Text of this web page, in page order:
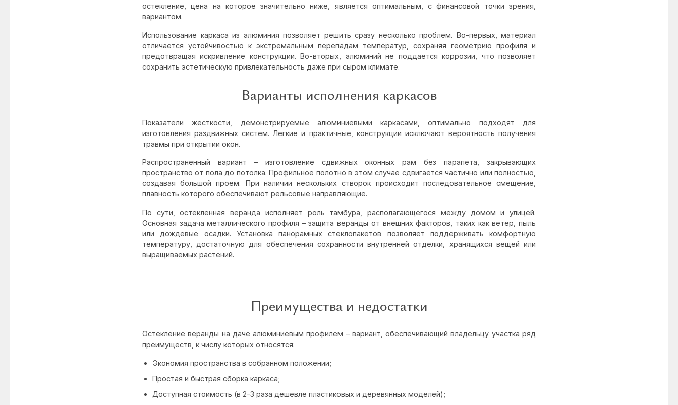
остекление, цена на которое значительно ниже, является оптимальным, с финансовой точки зрения,
вариантом.
Использование каркаса из алюминия позволяет решить сразу несколько проблем. Во-первых, материал
отличается устойчивостью к экстремальным перепадам температур, сохраняя геометрию профиля и
предотвращая искривление конструкции. Во-вторых, алюминий не поддается коррозии, что позволяет
сохранить эстетическую привлекательность даже при сыром климате.
Варианты исполнения каркасов
Показатели жесткости, демонстрируемые алюминиевыми каркасами, оптимально подходят для
изготовления раздвижных систем. Легкие и практичные, конструкции исключают вероятность получения
травмы при открытии окон.
Распространенный вариант – изготовление сдвижных оконных рам без парапета, закрывающих
пространство от пола до потолка. Профильное полотно в этом случае сдвигается частично или полностью,
создавая большой проем. При наличии нескольких створок происходит последовательное смещение,
плавность которого обеспечивают рельсовые направляющие.
По сути, остекленная веранда исполняет роль тамбура, располагающегося между домом и улицей.
Основная задача металлического профиля – защита веранды от внешних факторов, таких как ветер, пыль
или дождевые осадки. Установка панорамных стеклопакетов позволяет поддерживать комфортную
температуру, достаточную для обеспечения сохранности внутренней отделки, хранящихся вещей или
выращиваемых растений.
Преимущества и недостатки
Остекление веранды на даче алюминиевым профилем – вариант, обеспечивающий владельцу участка ряд
преимуществ, к числу которых относятся:
Экономия пространства в собранном положении;
Простая и быстрая сборка каркаса;
Доступная стоимость (в 2-3 раза дешевле пластиковых и деревянных моделей);